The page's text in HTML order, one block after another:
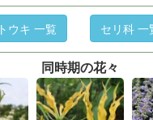
トウキ 一覧 セリ科 一
同時期の花々